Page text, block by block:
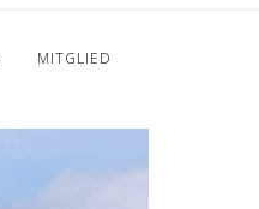
MITGLIED